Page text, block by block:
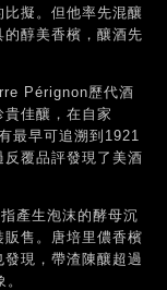
擬。但他率先混釀
醇美香檳，釀酒先
Pérignon歷代酒
佳釀，在自家
最早可追溯到1921
覆品評發現了美酒
產生泡沫的酵母沉
售。唐培里儂香檳
發現，帶渣陳釀超過